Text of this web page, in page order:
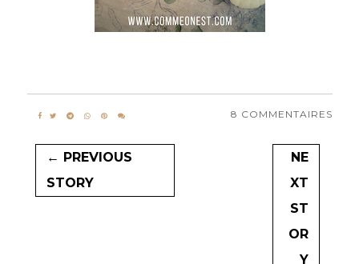
8 COMMENTAIRES
← PREVIOUS
STORY
NE
XT
ST
OR
Y